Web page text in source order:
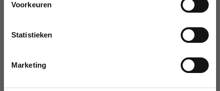
Voorkeuren
Statistieken
Marketing
Jachthavenweg 109H